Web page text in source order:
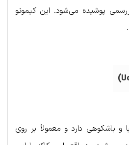
پوشیده می‌شود. این کیمونو
)
و باشکوهی دارد و معمولاً بر روی